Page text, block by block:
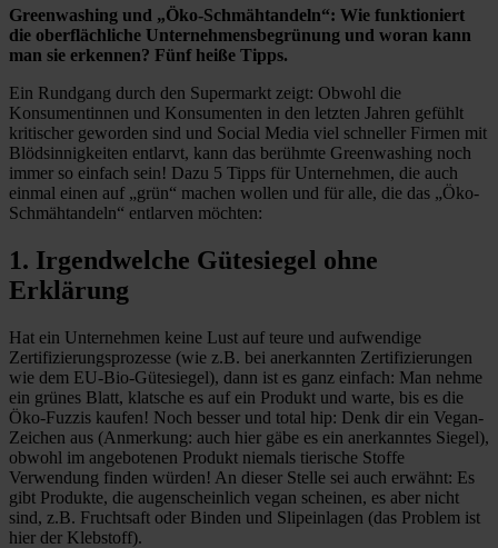
Greenwashing und „Öko-Schmähtandeln“: Wie funktioniert
die oberflächliche Unternehmensbegrünung und woran kann
man sie erkennen? Fünf heiße Tipps.
Ein Rundgang durch den Supermarkt zeigt: Obwohl die
Konsumentinnen und Konsumenten in den letzten Jahren gefühlt
kritischer geworden sind und Social Media viel schneller Firmen mit
Blödsinnigkeiten entlarvt, kann das berühmte Greenwashing noch
immer so einfach sein! Dazu 5 Tipps für Unternehmen, die auch
einmal einen auf „grün“ machen wollen und für alle, die das „Öko-
Schmähtandeln“ entlarven möchten:
1. Irgendwelche Gütesiegel ohne
Erklärung
Hat ein Unternehmen keine Lust auf teure und aufwendige
Zertifizierungsprozesse (wie z.B. bei anerkannten Zertifizierungen
wie dem EU-Bio-Gütesiegel), dann ist es ganz einfach: Man nehme
ein grünes Blatt, klatsche es auf ein Produkt und warte, bis es die
Öko-Fuzzis kaufen! Noch besser und total hip: Denk dir ein Vegan-
Zeichen aus (Anmerkung: auch hier gäbe es ein anerkanntes Siegel),
obwohl im angebotenen Produkt niemals tierische Stoffe
Verwendung finden würden! An dieser Stelle sei auch erwähnt: Es
gibt Produkte, die augenscheinlich vegan scheinen, es aber nicht
sind, z.B. Fruchtsaft oder Binden und Slipeinlagen (das Problem ist
hier der Klebstoff).